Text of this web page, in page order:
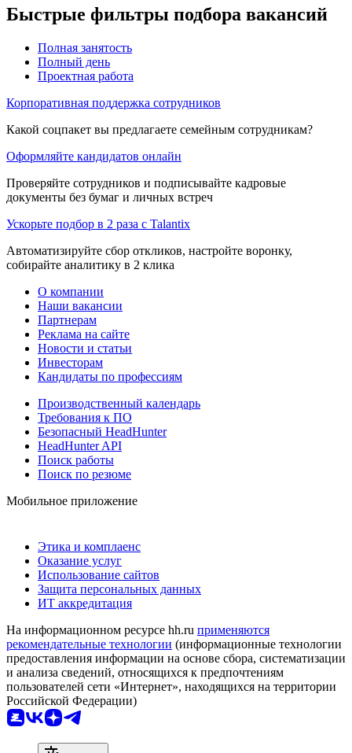
Быстрые фильтры подбора вакансий
Полная занятость
Полный день
Проектная работа
Корпоративная поддержка сотрудников
Какой соцпакет вы предлагаете семейным сотрудникам?
Оформляйте кандидатов онлайн
Проверяйте сотрудников и подписывайте кадровые
документы без бумаг и личных встреч
Ускорьте подбор в 2 раза с Talantix
Автоматизируйте сбор откликов, настройте воронку,
собирайте аналитику в 2 клика
О компании
Наши вакансии
Партнерам
Реклама на сайте
Новости и статьи
Инвесторам
Кандидаты по профессиям
Производственный календарь
Требования к ПО
Безопасный HeadHunter
HeadHunter API
Поиск работы
Поиск по резюме
Мобильное приложение
Этика и комплаенс
Оказание услуг
Использование сайтов
Защита персональных данных
ИТ аккредитация
На информационном ресурсе hh.ru применяются
рекомендательные технологии (информационные технологии
предоставления информации на основе сбора, систематизации
и анализа сведений, относящихся к предпочтениям
пользователей сети «Интернет», находящихся на территории
Российской Федерации)